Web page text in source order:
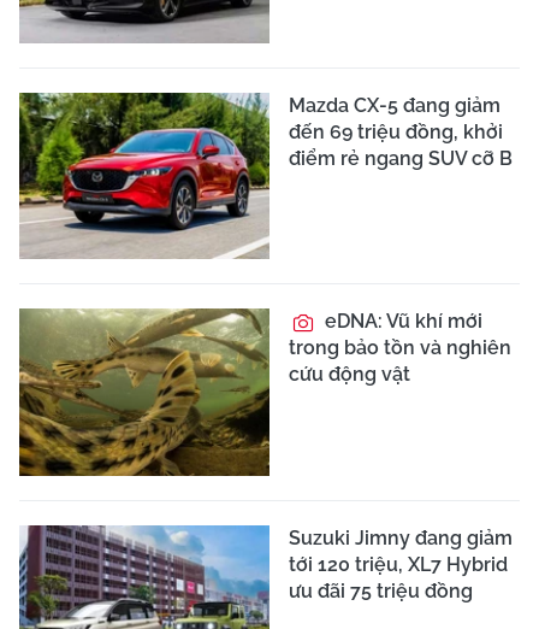
Mazda CX-5 đang giảm
đến 69 triệu đồng, khởi
điểm rẻ ngang SUV cỡ B
eDNA: Vũ khí mới
trong bảo tồn và nghiên
cứu động vật
Suzuki Jimny đang giảm
tới 120 triệu, XL7 Hybrid
ưu đãi 75 triệu đồng